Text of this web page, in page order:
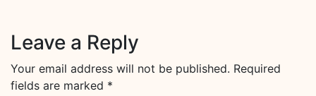
Leave a Reply
Your email address will not be published. Required
fields are marked *